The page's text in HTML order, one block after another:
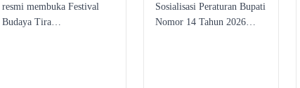
resmi membuka Festival
Budaya Tira…
Sosialisasi Peraturan Bupati
Nomor 14 Tahun 2026…